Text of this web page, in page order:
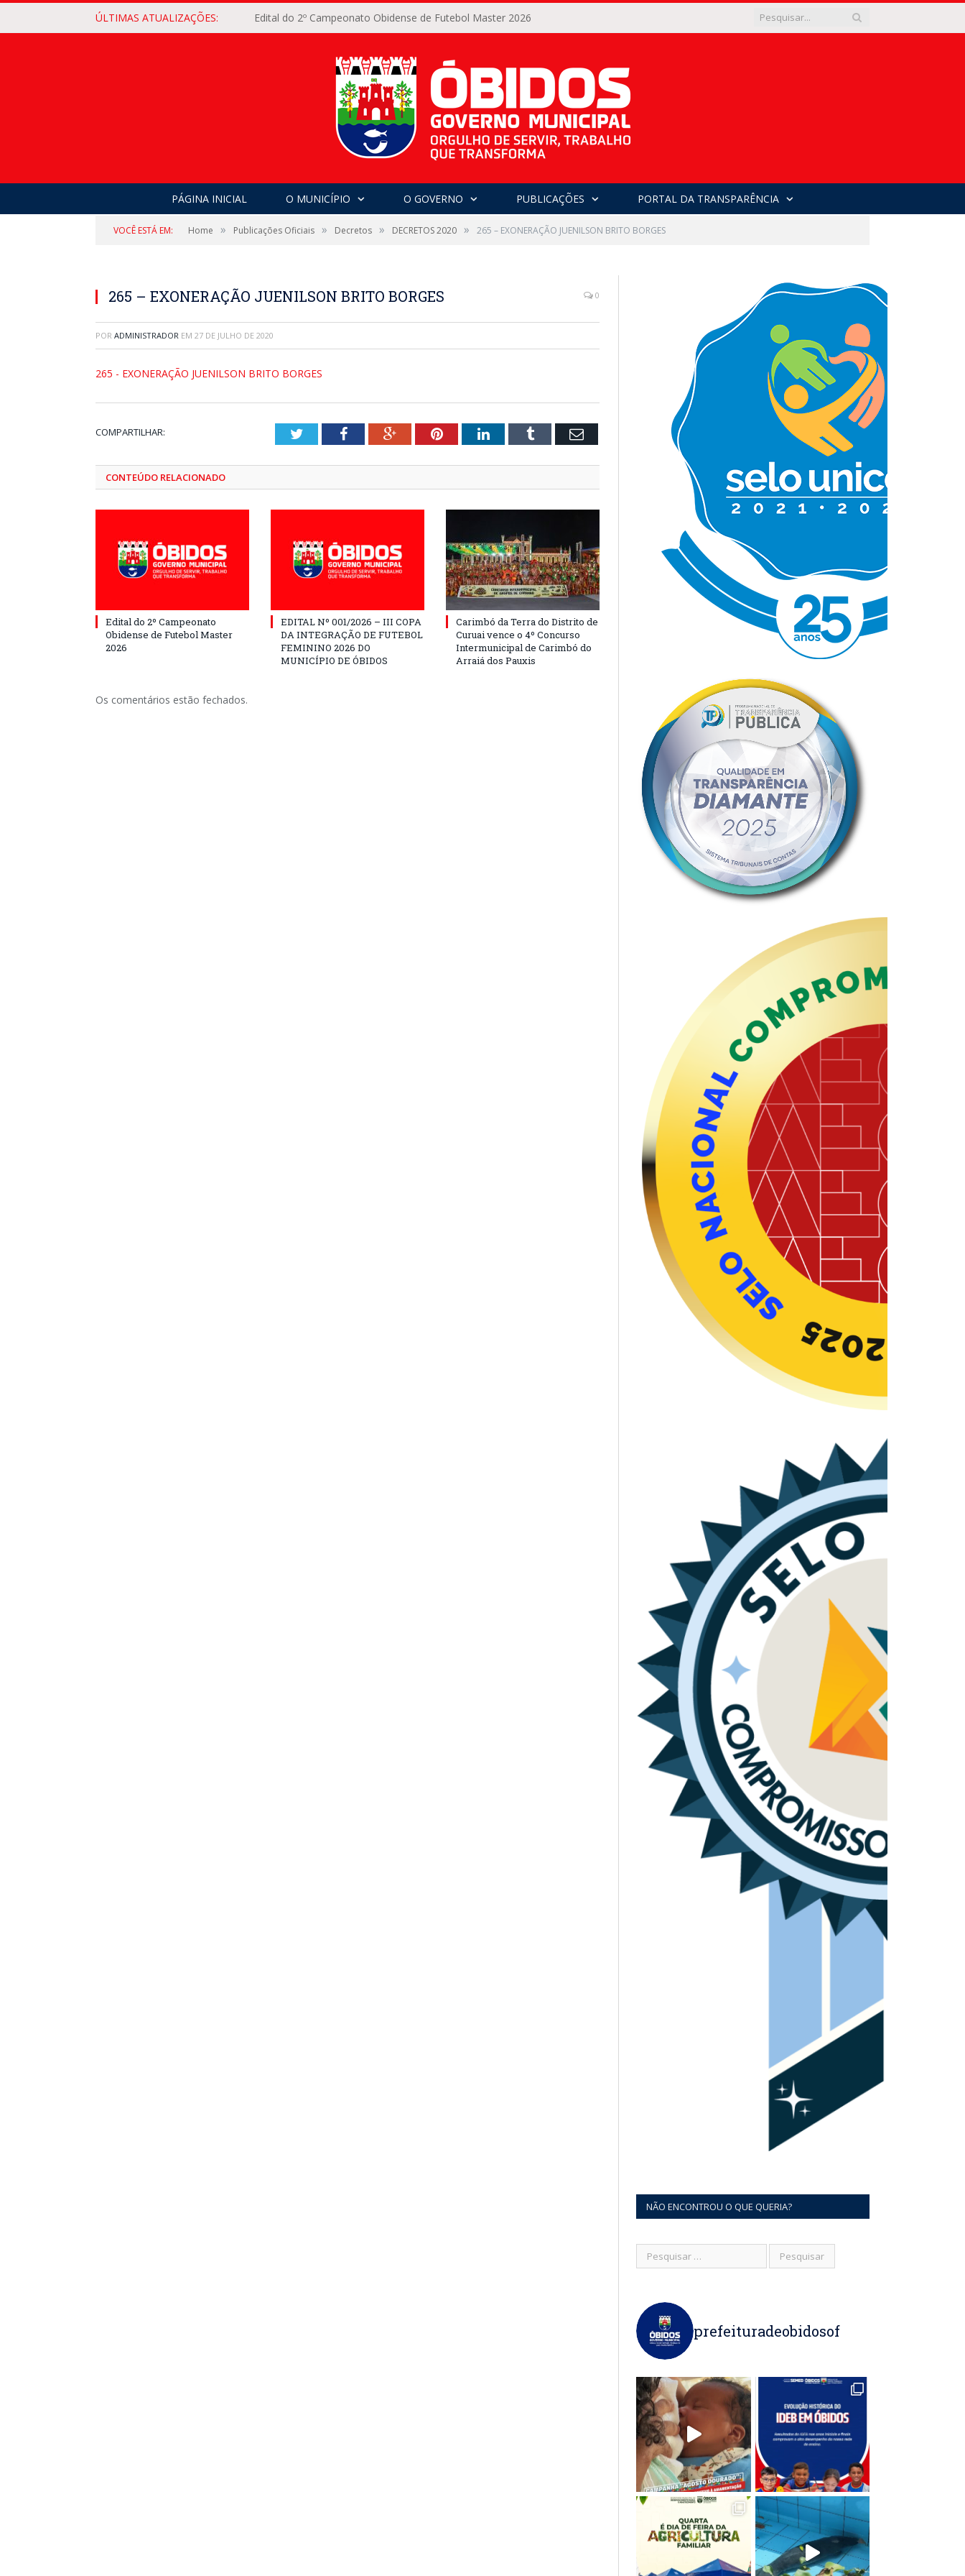
ÚLTIMAS ATUALIZAÇÕES: Edital do 2º Campeonato Obidense de Futebol Master 2026
PÁGINA INICIAL O MUNICÍPIO O GOVERNO PUBLICAÇÕES PORTAL DA TRANSPARÊNCIA
VOCÊ ESTÁ EM: Home » Publicações Oficiais » Decretos » DECRETOS 2020 » 265 – EXONERAÇÃO JUENILSON BRITO BORGES
265 – EXONERAÇÃO JUENILSON BRITO BORGES 0
POR ADMINISTRADOR EM 27 DE JULHO DE 2020
265 - EXONERAÇÃO JUENILSON BRITO BORGES
COMPARTILHAR: TwitterFacebookGoogle+PinterestLinkedInTumblr Email
CONTEÚDO RELACIONADO
Edital do 2º Campeonato
Obidense de Futebol Master
2026
EDITAL Nº 001/2026 – III COPA
DA INTEGRAÇÃO DE FUTEBOL
FEMININO 2026 DO
MUNICÍPIO DE ÓBIDOS
Carimbó da Terra do Distrito de
Curuai vence o 4º Concurso
Intermunicipal de Carimbó do
Arraiá dos Pauxis
Os comentários estão fechados.
NÃO ENCONTROU O QUE QUERIA?
prefeituradeobidosof